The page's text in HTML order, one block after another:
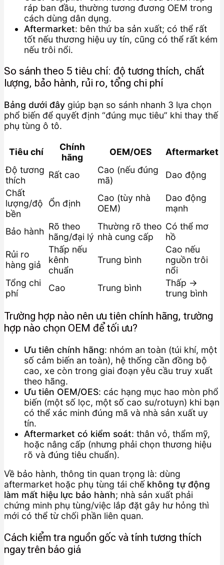
ráp ban đầu, thường tương đương OEM trong
cách dùng dân dụng.
Aftermarket: bên thứ ba sản xuất; có thể rất
tốt nếu thương hiệu uy tín, cũng có thể rất kém
nếu trôi nổi.
So sánh theo 5 tiêu chí: độ tương thích, chất
lượng, bảo hành, rủi ro, tổng chi phí
Bảng dưới đây giúp bạn so sánh nhanh 3 lựa chọn
phổ biến để quyết định “đúng mục tiêu” khi thay thế
phụ tùng ô tô.
Tiêu chí
Chính
hãng
OEM/OES
Aftermarket
Độ tương
thích
Rất cao
Cao (nếu đúng
mã)
Dao động
Chất
lượng/độ
bền
Ổn định
Cao (tùy nhà
OEM)
Dao động
mạnh
Bảo hành Rõ theo
hãng/đại lý
Thường rõ theo
nhà cung cấp
Có thể mơ
hồ
Rủi ro
hàng giả
Thấp nếu
kênh
chuẩn
Trung bình
Cao nếu
nguồn trôi
nổi
Tổng chi
phí
Cao Trung bình
Thấp →
trung bình
Trường hợp nào nên ưu tiên chính hãng, trường
hợp nào chọn OEM để tối ưu?
Ưu tiên chính hãng: nhóm an toàn (túi khí, một
số cảm biến an toàn), hệ thống cần đồng bộ
cao, xe còn trong giai đoạn yêu cầu truy xuất
theo hãng.
Ưu tiên OEM/OES: các hạng mục hao mòn phổ
biến (một số lọc, một số cao su/rotuyn) khi bạn
có thể xác minh đúng mã và nhà sản xuất uy
tín.
Aftermarket có kiểm soát: thân vỏ, thẩm mỹ,
hoặc nâng cấp (nhưng phải chọn thương hiệu
rõ và đúng tiêu chuẩn).
Về bảo hành, thông tin quan trọng là: dùng
aftermarket hoặc phụ tùng tái chế không tự động
làm mất hiệu lực bảo hành; nhà sản xuất phải
chứng minh phụ tùng/việc lắp đặt gây hư hỏng thì
mới có thể từ chối phần liên quan.
Cách kiểm tra nguồn gốc và tính tương thích
ngay trên báo giá